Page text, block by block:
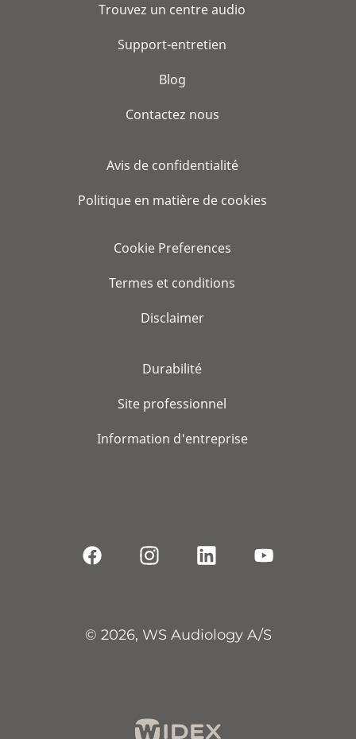
Trouvez un centre audio
Support-entretien
Blog
Contactez nous
Avis de confidentialité
Politique en matière de cookies
Cookie Preferences
Termes et conditions
Disclaimer
Durabilité
Site professionnel
Information d'entreprise
© 2026, WS Audiology A/S